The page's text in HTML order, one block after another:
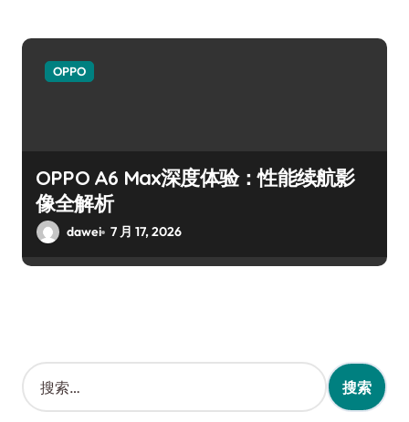
OPPO
OPPO A6 Max深度体验：性能续航影
像全解析
dawei 7 月 17, 2026
搜
索
：